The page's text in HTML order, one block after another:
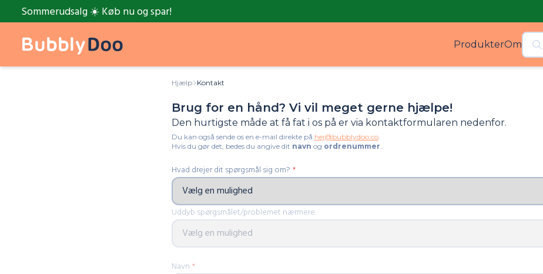
Sommerudsalg ☀️ Køb nu og spar!
ProdukterOm
Produkter
Hjælp Kontakt
Brug for en hånd? Vi vil meget gerne hjælpe!
Den hurtigste måde at få fat i os på er via kontaktformularen nedenfor.
Du kan også sende os en e-mail direkte på hej@bubblydoo.co.
Hvis du gør det, bedes du angive dit navn og ordrenummer.
Hvad drejer dit spørgsmål sig om? *
Uddyb spørgsmålet/problemet nærmere.
Navn *